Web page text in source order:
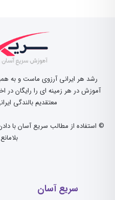
رشد هر ایرانی آرزوی ماست و به
آموزش در هر زمینه ای را رایگان در
معتقدیم بالندگی
© استفاده از مطالب سریع آسان با
سریع آسان